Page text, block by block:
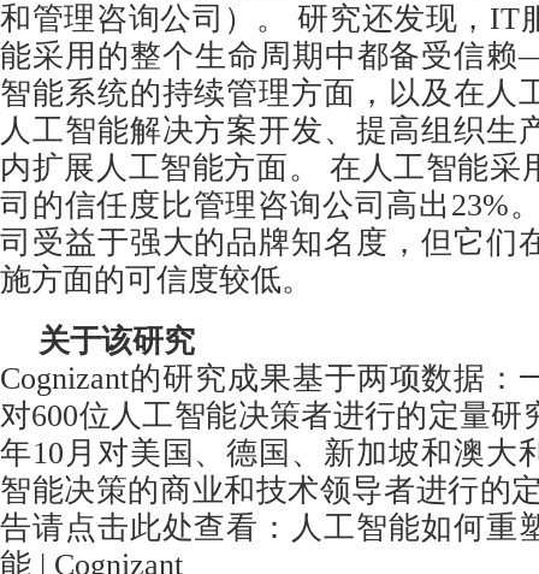
和管理咨询公司）。 研究还发现，IT
能采用的整个生命周期中都备受信
智能系统的持续管理方面，以及在人
人工智能解决方案开发、提高组织生
内扩展人工智能方面。 在人工智能采
司的信任度比管理咨询公司高出23%
司受益于强大的品牌知名度，但它们
施方面的可信度较低。
关于该研究
Cognizant的研究成果基于两项数据：
对600位人工智能决策者进行的定量研
年10月对美国、德国、新加坡和澳大
智能决策的商业和技术领导者进行的
告请点击此处查看： 人工智能如何重
能 | Cognizant